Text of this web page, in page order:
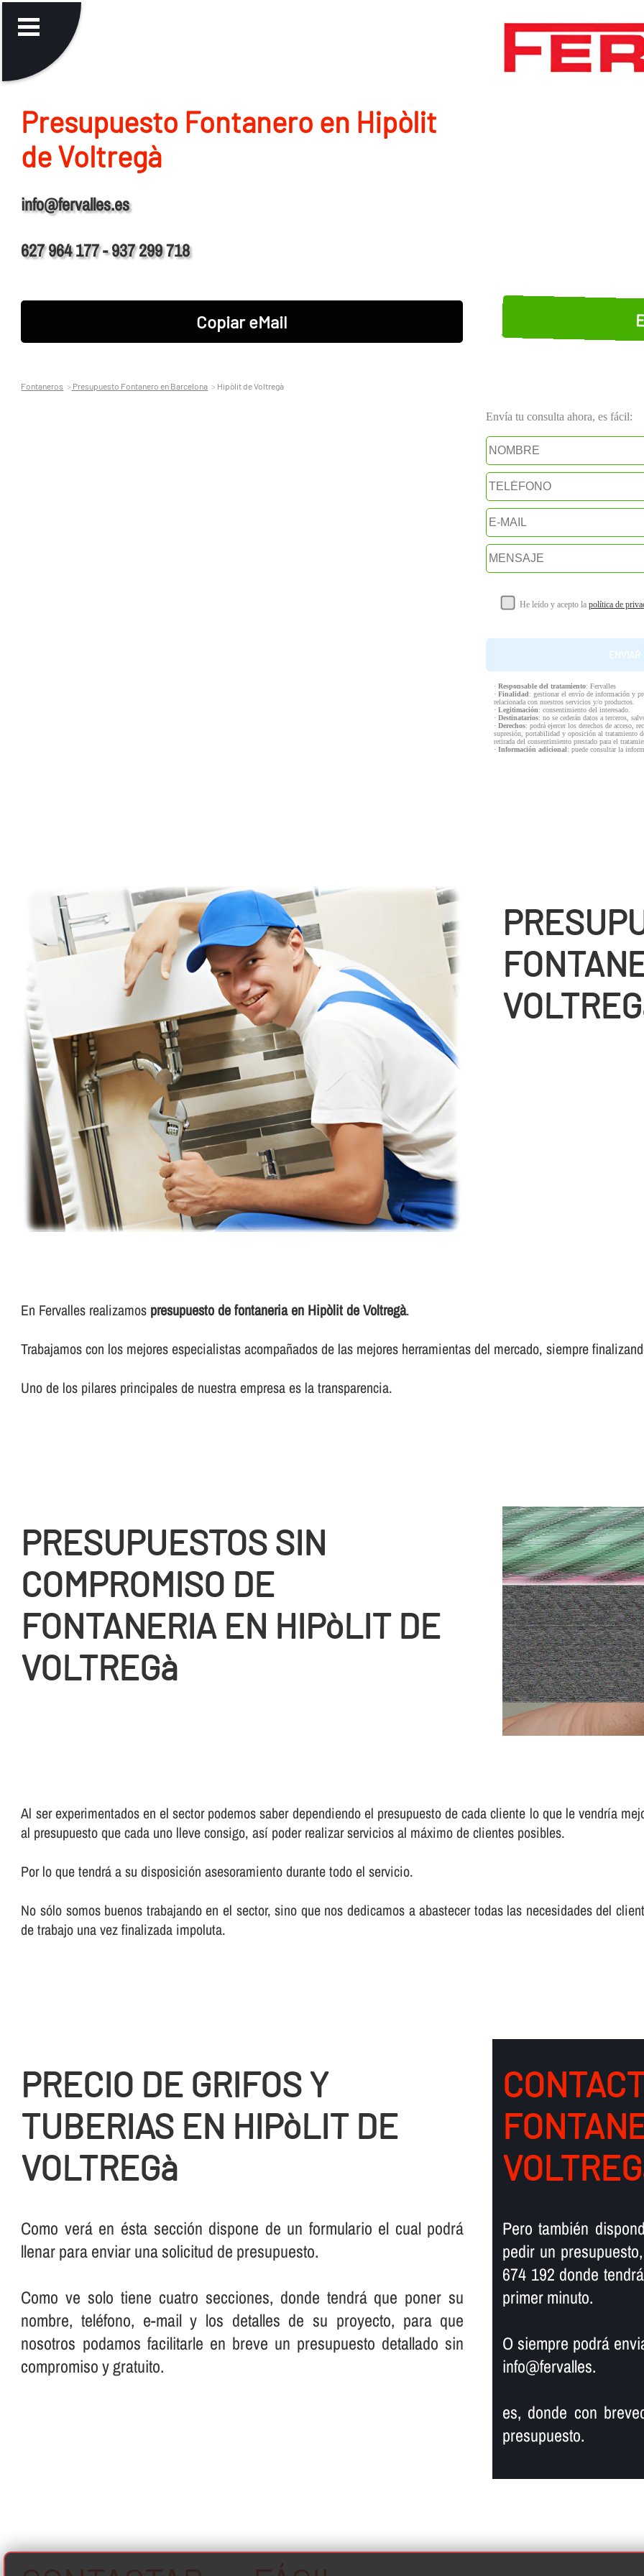
Presupuesto Fontanero en Hipòlit
de Voltregà
info@fervalles.es
627 964 177 - 937 299 718
Copiar eMail
Fontaneros Presupuesto Fontanero en Barcelona Hipòlit de Voltregà
Envía tu consulta ahora, es fácil:
He leído y acepto la política de
· Responsable del tratamiento: Fervalles
· Finalidad: gestionar el envío de información y
relacionada con nuestros servicios y/o productos.
· Legitimación: consentimiento del interesado.
· Destinatarios: no se cederán datos a terceros,
· Derechos: podrá ejercer los derechos de acceso,
supresión, portabilidad y oposición al tratamiento
retirada del consentimiento prestado para el
· Información adicional: puede consultar la
En Fervalles realizamos presupuesto de fontaneria en Hipòlit de Voltregà.
Trabajamos con los mejores especialistas acompañados de las mejores herramientas del mercado, siempre
Uno de los pilares principales de nuestra empresa es la transparencia.
PRESUPUESTOS SIN
COMPROMISO DE
FONTANERIA EN HIPòLIT DE
VOLTREGà
Al ser experimentados en el sector podemos saber dependiendo el presupuesto de cada cliente lo que le vendrí­a
al presupuesto que cada uno lleve consigo, así­ poder realizar servicios al máximo de clientes posibles.
Por lo que tendrá a su disposición asesoramiento durante todo el servicio.
No sólo somos buenos trabajando en el sector, sino que nos dedicamos a abastecer todas las necesidades del
de trabajo una vez finalizada impoluta.
PRECIO DE GRIFOS Y
TUBERIAS EN HIPòLIT DE
VOLTREGà
Como verá en ésta sección dispone de un formulario el cual podrá
llenar para enviar una solicitud de presupuesto.
Como ve solo tiene cuatro secciones, donde tendrá que poner su
nombre, teléfono, e-mail y los detalles de su proyecto, para que
nosotros podamos facilitarle en breve un presupuesto detallado sin
compromiso y gratuito.
Pero también
pedir un
674 192 donde
primer minuto.
O siempre podrá
info@fervalles.
es, donde con
presupuesto.